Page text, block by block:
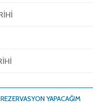
REZERVASYON YAPACAĞIM